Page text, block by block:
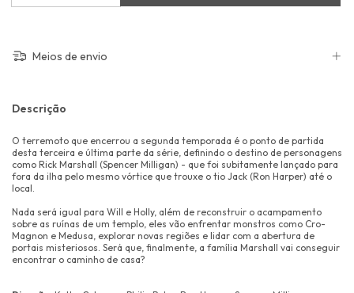
Meios de envio
Descrição
O terremoto que encerrou a segunda temporada é o ponto de partida
desta terceira e última parte da série, definindo o destino de personagens
como Rick Marshall (Spencer Milligan) - que foi subitamente lançado para
fora da ilha pelo mesmo vórtice que trouxe o tio Jack (Ron Harper) até o
local.
Nada será igual para Will e Holly, além de reconstruir o acampamento
sobre as ruínas de um templo, eles vão enfrentar monstros como Cro-
Magnon e Medusa, explorar novas regiões e lidar com a abertura de
portais misteriosos. Será que, finalmente, a família Marshall vai conseguir
encontrar o caminho de casa?